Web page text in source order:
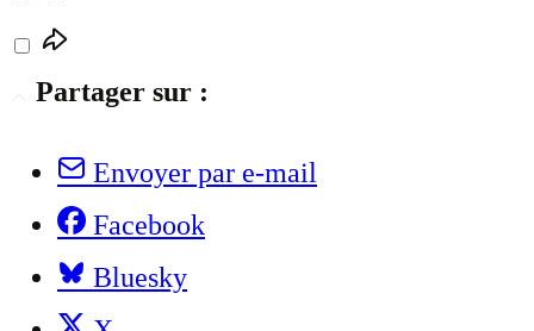
Partager sur :
Envoyer par e-mail
Facebook
Bluesky